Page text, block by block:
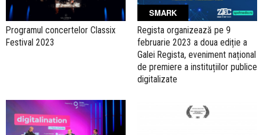
Programul concertelor Classix
Festival 2023
SMARK
Regista organizează pe 9
februarie 2023 a doua ediție a
Galei Regista, eveniment național
de premiere a instituțiilor publice
digitalizate